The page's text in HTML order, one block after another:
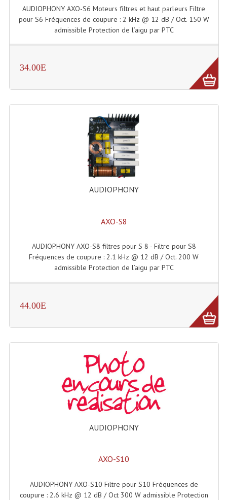
Selecteurs Audio Vidéo
Amplificateurs
Compresseurs , Limiteurs , Noise Gate
Enceintes Et Caissons Basses
Packs Sono
Enceintes Amplifiées Actives
Enceintes, Système Amplifiés
Caisson De Basse Amplifié
Enceintes Hifi
Enceintes Monitoring
Filtres Actifs, Correcteurs
Filtres Passifs
Haut-Parleurs Amplis Guitare
AUDIOPHONY AXO-S6 Moteurs filtres et haut parleurs Filtre
pour S6 Fréquences de coupure : 2 kHz @ 12 dB / Oct. 150 W
admissible Protection de l’aigu par PTC
34.00E
AUDIOPHONY
AXO-S8
AUDIOPHONY AXO-S8 filtres pour S 8 - Filtre pour S8
Fréquences de coupure : 2.1 kHz @ 12 dB / Oct. 200 W
admissible Protection de l’aigu par PTC
44.00E
AUDIOPHONY
AXO-S10
AUDIOPHONY AXO-S10 Filtre pour S10 Fréquences de
coupure : 2.6 kHz @ 12 dB / Oct 300 W admissible Protection